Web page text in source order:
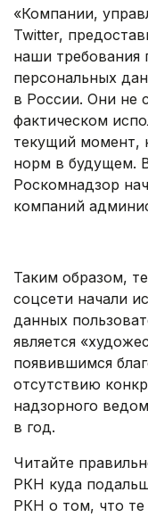
«Компании,
Twitter,
наши требования
персональных
в России. Они не
фактическом
текущий момент,
норм в будущем.
Роскомнадзор
компаний
Таким образом,
соцсети начали
данных
является
появившимся
отсутствию
надзорного
в год.
Читайте
РКН куда
РКН о том, что те